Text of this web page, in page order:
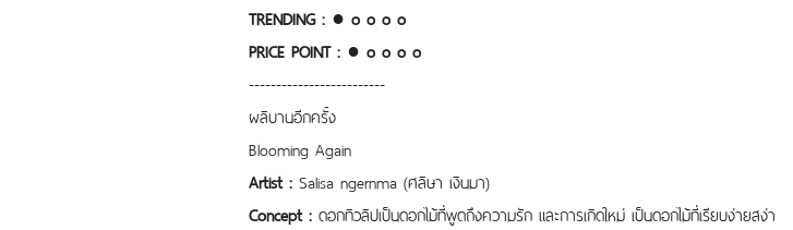
TRENDING : ● o o o o
PRICE POINT : ● o o o o
-------------------------
ผลิบานอีกครั้ง
Blooming Again
Artist : Salisa ngernma (ศลิษา เงินมา)
Concept : ดอกทิวลิปเป็นดอกไม้ที่พูดถึงความรัก และการเกิดใหม่ เป็นดอกไม้ที่เรียบง่ายสง่า